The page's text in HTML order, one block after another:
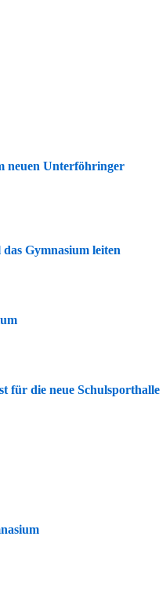
neuen Unterföhringer
Gymnasium leiten
für die neue Schulsporthalle